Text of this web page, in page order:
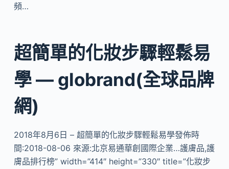
頻…
超簡單的化妝步驟輕鬆易
學 — globrand(全球品牌
網)
2018年8月6日 – 超簡單的化妝步驟輕鬆易學發佈時
間:2018-08-06 來源:北京易通華創國際企業…護膚品,護
膚品排行榜” width=”414″ height=”330″ title=”化妝步